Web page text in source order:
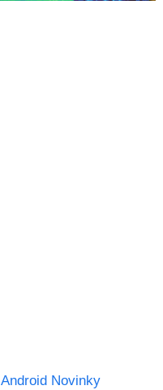
Android Novinky